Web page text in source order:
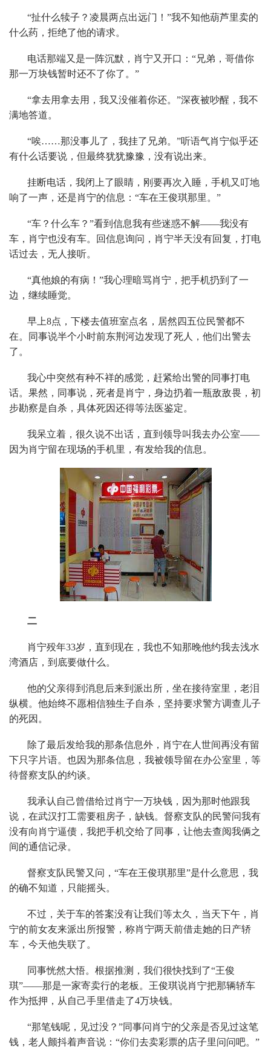
“扯什么犊子？凌晨两点出远门！”我不知他葫芦里卖的
什么药，拒绝了他的请求。
电话那端又是一阵沉默，肖宁又开口：“兄弟，哥借你
那一万块钱暂时还不了你了。”
“拿去用拿去用，我又没催着你还。”深夜被吵醒，我不
满地答道。
“唉……那没事儿了，我挂了兄弟。”听语气肖宁似乎还
有什么话要说，但最终犹犹豫豫，没有说出来。
挂断电话，我闭上了眼睛，刚要再次入睡，手机又叮地
响了一声，还是肖宁的信息：“车在王俊琪那里。”
“车？什么车？”看到信息我有些迷惑不解——我没有
车，肖宁也没有车。回信息询问，肖宁半天没有回复，打电
话过去，无人接听。
“真他娘的有病！”我心理暗骂肖宁，把手机扔到了一
边，继续睡觉。
早上8点，下楼去值班室点名，居然四五位民警都不
在。同事说半个小时前东荆河边发现了死人，他们出警去
了。
我心中突然有种不祥的感觉，赶紧给出警的同事打电
话。果然，同事说，死者是肖宁，身边扔着一瓶敌敌畏，初
步勘察是自杀，具体死因还得等法医鉴定。
我呆立着，很久说不出话，直到领导叫我去办公室——
因为肖宁留在现场的手机里，有发给我的信息。
二
肖宁殁年33岁，直到现在，我也不知那晚他约我去浅水
湾酒店，到底要做什么。
他的父亲得到消息后来到派出所，坐在接待室里，老泪
纵横。他始终不愿相信独生子自杀，坚持要求警方调查儿子
的死因。
除了最后发给我的那条信息外，肖宁在人世间再没有留
下只字片语。也因为那条信息，我被领导留在办公室里，等
待督察支队的约谈。
我承认自己曾借给过肖宁一万块钱，因为那时他跟我
说，在武汉打工需要租房子，缺钱。督察支队的民警问我有
没有向肖宁逼债，我把手机交给了同事，让他去查阅我俩之
间的通信记录。
督察支队民警又问，“车在王俊琪那里”是什么意思，我
的确不知道，只能摇头。
不过，关于车的答案没有让我们等太久，当天下午，肖
宁的前女友来派出所报警，称肖宁两天前借走她的日产轿
车，今天他失联了。
同事恍然大悟。根据推测，我们很快找到了“王俊
琪”——那是一家寄卖行的老板。王俊琪说肖宁把那辆轿车
作为抵押，从自己手里借走了4万块钱。
“那笔钱呢，见过没？”同事问肖宁的父亲是否见过这笔
钱，老人颤抖着声音说：“你们去卖彩票的店子里问问吧。”